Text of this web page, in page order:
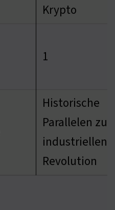
Krypto
1
Historische
Parallelen zur
industriellen
Revolution